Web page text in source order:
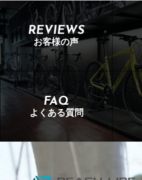
REVIEWS
お客様の声
FAQ
よくある質問